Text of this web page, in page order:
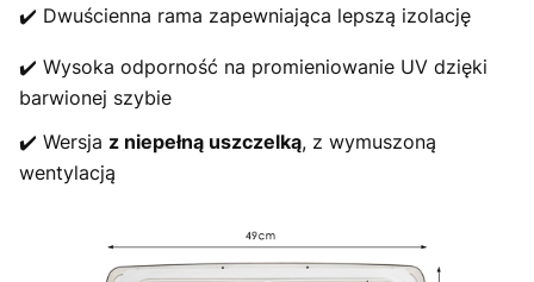
✔️ Dwuścienna rama zapewniająca lepszą izolację
✔️ Wysoka odporność na promieniowanie UV dzięki
barwionej szybie
✔️ Wersja z niepełną uszczelką, z wymuszoną
wentylacją